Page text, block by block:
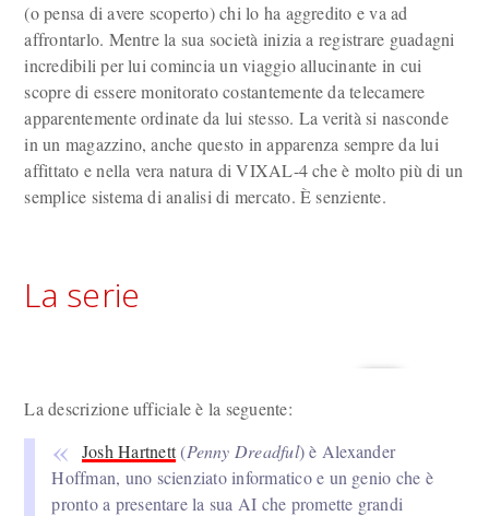
(o pensa di avere scoperto) chi lo ha aggredito e va ad
affrontarlo. Mentre la sua società inizia a registrare guadagni
incredibili per lui comincia un viaggio allucinante in cui
scopre di essere monitorato costantemente da telecamere
apparentemente ordinate da lui stesso. La verità si nasconde
in un magazzino, anche questo in apparenza sempre da lui
affittato e nella vera natura di VIXAL-4 che è molto più di un
semplice sistema di analisi di mercato. È senziente.
La serie
La descrizione ufficiale è la seguente:
Josh Hartnett(Penny Dreadful) è Alexander
Hoffman, uno scienziato informatico e un genio che è
pronto a presentare la sua AI che promette grandi